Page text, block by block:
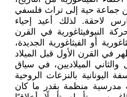
جماعة حية إلى تراث فلسفي
لاحقة. لذلك أعيد إحياء
النيوفيثاغورية في القرن
أو الفيثاغورية الجديدة،
القرن الأول قبل الميلاد
الميلاديين، في سياق
اليونانية بالنزعات الروحية
مدرسية منظمة بقدر ما كان